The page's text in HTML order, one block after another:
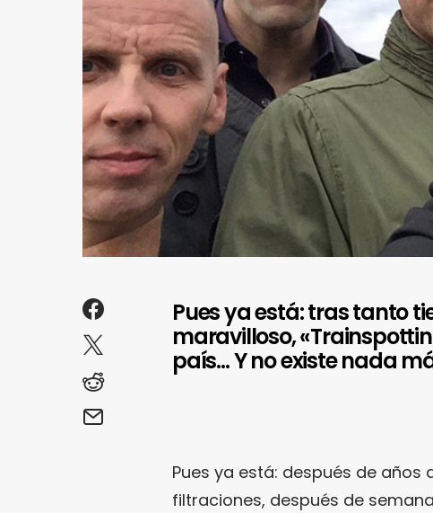
Pues ya está: tras tanto
maravilloso,
país… Y no existe nada
Pues ya está: después de
filtraciones, después de